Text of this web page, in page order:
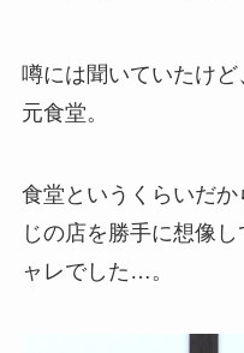
噂には聞いていたけ
元食堂。
食堂というくらいだ
じの店を勝手に想像
ャレでした…。